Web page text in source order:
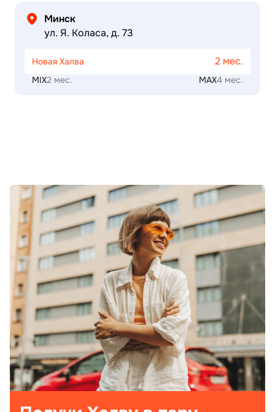
Минск
ул. Я. Коласа, д. 73
MIX2 мес. MAX4 мес.
Новая Халва 2 мес.